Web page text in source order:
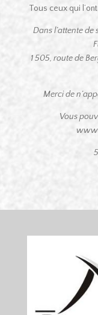
Tous ceux qui
Dans l’attente de
1 505, route de
Merci de
Vous